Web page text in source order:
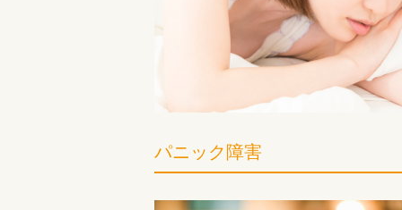
パニック障害